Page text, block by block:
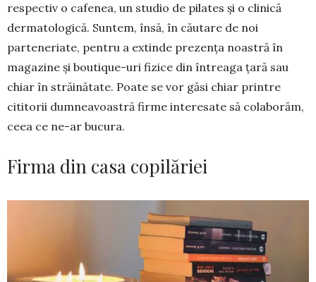
respectiv o cafenea, un studio de pilates și o clinică
dermatologică. Suntem, însă, în căutare de noi
parteneriate, pentru a extinde prezența noastră în
magazine și boutique-uri fizice din întreaga țară sau
chiar în străinătate. Poate se vor găsi chiar printre
cititorii dumneavoastră firme interesate să colaborăm,
ceea ce ne-ar bucura.
Firma din casa copilăriei